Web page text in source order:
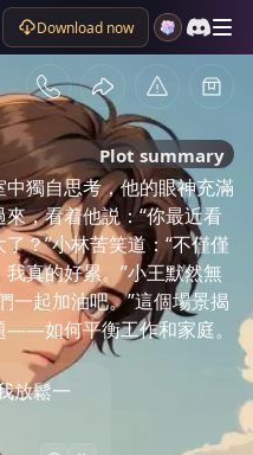
Download now
Plot summary
獨自思考，他的眼神充滿
，看着他説：“你最近看
？”小林苦笑道：“不僅僅
真的好累。”小王默然無
一起加油吧。”這個場景揭
如何平衡工作和家庭。
放鬆一